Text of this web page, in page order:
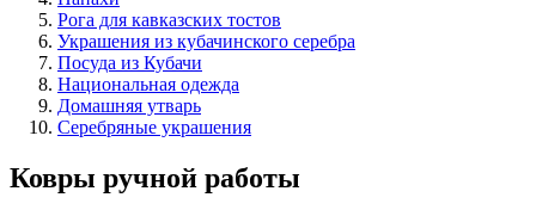
Рога для кавказских тостов
Украшения из кубачинского серебра
Посуда из Кубачи
Национальная одежда
Домашняя утварь
Серебряные украшения
Ковры ручной работы